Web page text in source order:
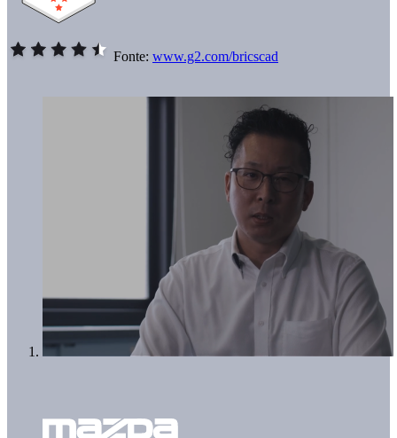
Fonte:www.g2.com/bricscad